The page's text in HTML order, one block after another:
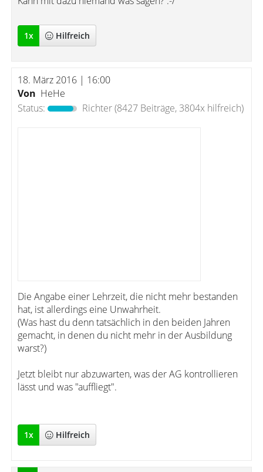
1x Hilfreich
18. März 2016 | 16:00
Von HeHe
Status:
Richter(8427 Beiträge, 3804x hilfreich)
Die Angabe einer Lehrzeit, die nicht mehr bestanden
hat, ist allerdings eine Unwahrheit.
(Was hast du denn tatsächlich in den beiden Jahren
gemacht, in denen du nicht mehr in der Ausbildung
warst?)
Jetzt bleibt nur abzuwarten, was der AG kontrollieren
lässt und was "auffliegt".
1x Hilfreich